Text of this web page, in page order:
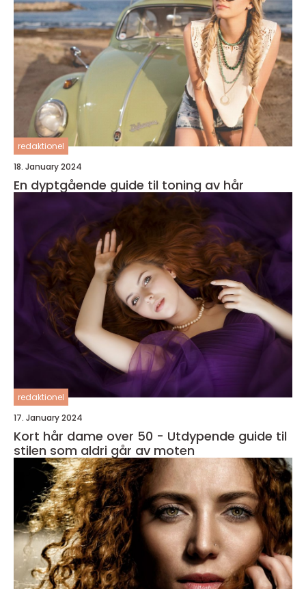
redaktionel
18. January 2024
En dyptgående guide til toning av hår
redaktionel
17. January 2024
Kort hår dame over 50 - Utdypende guide til
stilen som aldri går av moten